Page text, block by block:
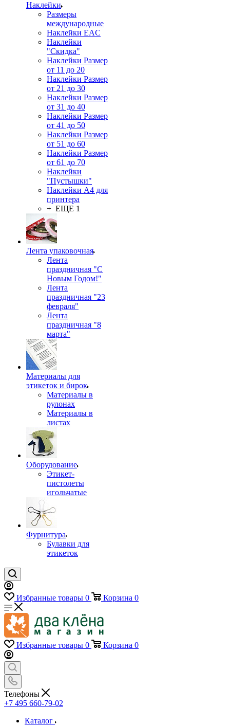
Наклейки
Размеры
международные
Наклейки EAC
Наклейки
"Скидка"
Наклейки Размер
от 11 до 20
Наклейки Размер
от 21 до 30
Наклейки Размер
от 31 до 40
Наклейки Размер
от 41 до 50
Наклейки Размер
от 51 до 60
Наклейки Размер
от 61 до 70
Наклейки
"Пустышки"
Наклейки А4 для
принтера
+ ЕЩЕ 1
Лента упаковочная
Лента
праздничная "С
Новым Годом!"
Лента
праздничная "23
февраля"
Лента
праздничная "8
марта"
Материалы для
этикеток и бирок
Материалы в
рулонах
Материалы в
листах
Оборудование
Этикет-
пистолеты
игольчатые
Фурнитура
Булавки для
этикеток
Избранные товары 0 Корзина 0
Избранные товары 0 Корзина 0
Телефоны
+7 495 660-79-02
Каталог